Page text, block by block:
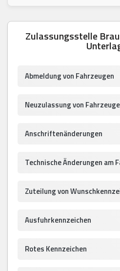
Zulassungsstelle
Abmeldung von Fahrzeugen
Neuzulassung von
Anschriftenänderungen
Technische Änderungen am
Zuteilung von
Ausfuhrkennzeichen
Rotes Kennzeichen